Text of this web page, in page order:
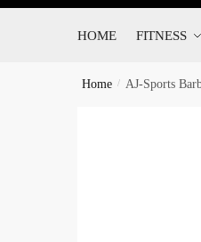
HOME FITNESS
Home / AJ-Sports